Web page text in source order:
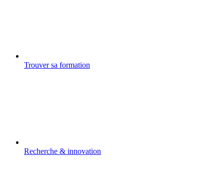
Trouver sa formation
Recherche & innovation